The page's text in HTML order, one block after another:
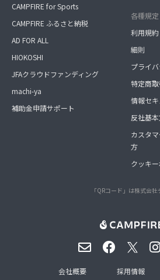
CAMPFIRE for Sports
CAMPFIRE ふるさと納税
AD FOR ALL
HIOKOSHI
JFAクラウドファンディング
machi-ya
補助金申請サポート
各種規定
利用規約
細則
プライ
特定商
情報セ
反社基
カスタ
方
クッキ
「QRコード」は株式会
会社概要 採用情報